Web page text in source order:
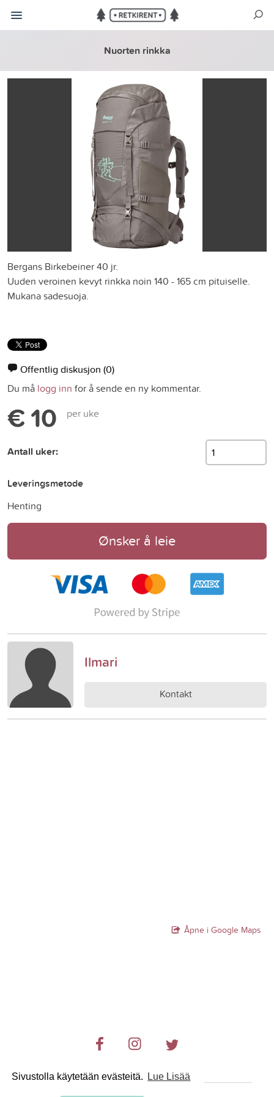
Sivustolla käytetään evästeitä. Lue Lisää
Nuorten rinkka
Bergans Birkebeiner 40 jr.
Uuden veroinen kevyt rinkka noin 140 - 165 cm pituiselle.
Mukana sadesuoja.
Offentlig diskusjon (0)
Du må logg inn for å sende en ny kommentar.
€ 10 per uke
Antall uker:
Leveringsmetode
Henting
Ønsker å leie
Ilmari
Kontakt
Åpne i Google Maps